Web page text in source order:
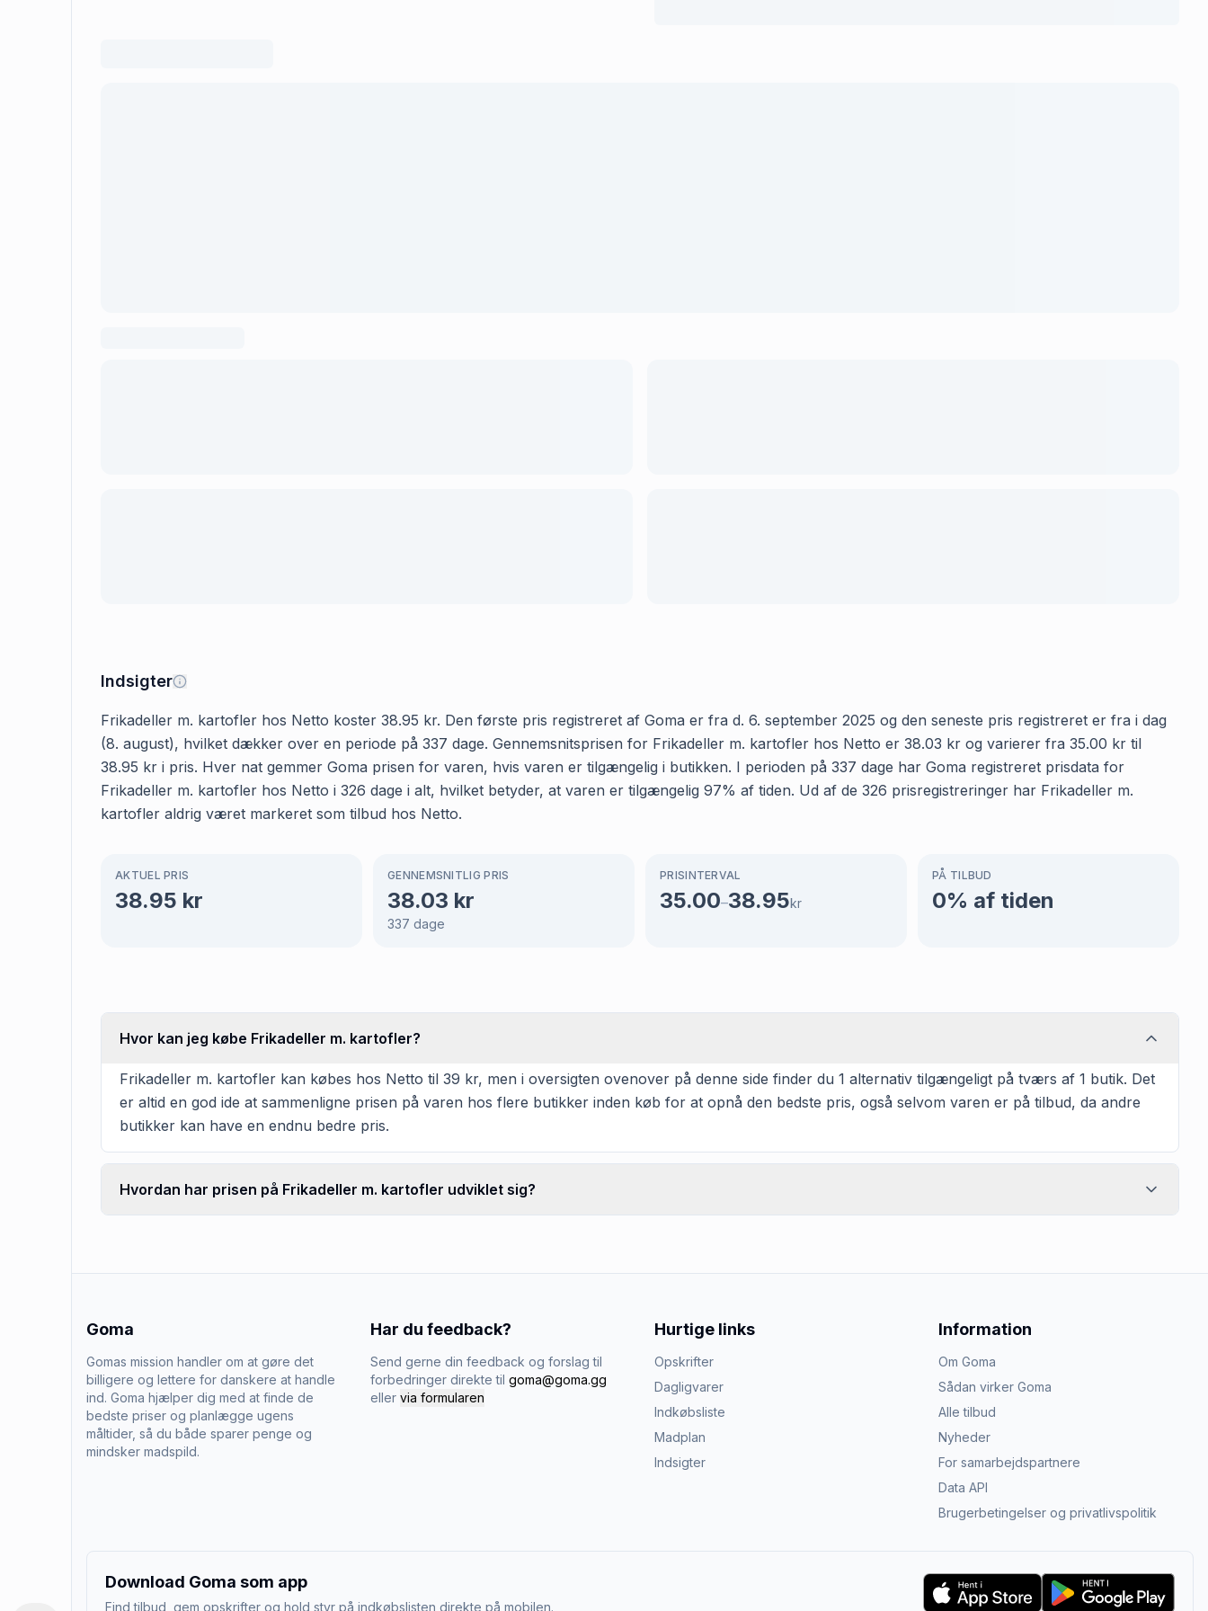
Indsigter
Frikadeller m. kartofler hos Netto koster 38.95 kr. Den første pris registreret af Goma er fra d. 6. september 2025 og den seneste pris registreret er fra i dag
(8. august), hvilket dækker over en periode på 337 dage. Gennemsnitsprisen for Frikadeller m. kartofler hos Netto er 38.03 kr og varierer fra 35.00 kr til
38.95 kr i pris. Hver nat gemmer Goma prisen for varen, hvis varen er tilgængelig i butikken. I perioden på 337 dage har Goma registreret prisdata for
Frikadeller m. kartofler hos Netto i 326 dage i alt, hvilket betyder, at varen er tilgængelig 97% af tiden. Ud af de 326 prisregistreringer har Frikadeller m.
kartofler aldrig været markeret som tilbud hos Netto.
AKTUEL PRIS
38.95 kr
GENNEMSNITLIG PRIS
38.03 kr
337 dage
PRISINTERVAL
35.00–38.95kr
PÅ TILBUD
0% af tiden
Hvor kan jeg købe Frikadeller m. kartofler?
Frikadeller m. kartofler kan købes hos Netto til 39 kr, men i oversigten ovenover på denne side finder du 1 alternativ tilgængeligt på tværs af 1 butik. Det
er altid en god ide at sammenligne prisen på varen hos flere butikker inden køb for at opnå den bedste pris, også selvom varen er på tilbud, da andre
butikker kan have en endnu bedre pris.
Hvordan har prisen på Frikadeller m. kartofler udviklet sig?
Goma
Gomas mission handler om at gøre det
billigere og lettere for danskere at handle
ind. Goma hjælper dig med at finde de
bedste priser og planlægge ugens
måltider, så du både sparer penge og
mindsker madspild.
Har du feedback?
Send gerne din feedback og forslag til
forbedringer direkte til goma@goma.gg
eller via formularen
Hurtige links
Opskrifter
Dagligvarer
Indkøbsliste
Madplan
Indsigter
Information
Om Goma
Sådan virker Goma
Alle tilbud
Nyheder
For samarbejdspartnere
Data API
Brugerbetingelser og privatlivspolitik
Download Goma som app
Find tilbud, gem opskrifter og hold styr på indkøbslisten direkte på mobilen.